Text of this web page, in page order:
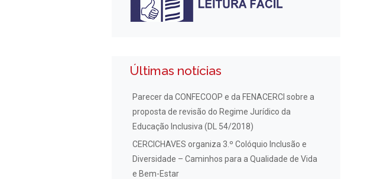
Últimas notícias
Parecer da CONFECOOP e da FENACERCI sobre a
proposta de revisão do Regime Jurídico da
Educação Inclusiva (DL 54/2018)
CERCICHAVES organiza 3.º Colóquio Inclusão e
Diversidade – Caminhos para a Qualidade de Vida
e Bem-Estar